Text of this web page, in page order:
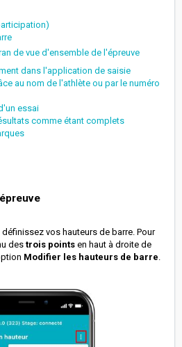
de vue d'ensemble de l'épreuve
dans l'application de saisie
au nom de l'athlète ou par le numéro
essai
comme étant complets
définissez vos hauteurs de barre. Pour
des trois points en haut à droite de
Modifier les hauteurs de barre